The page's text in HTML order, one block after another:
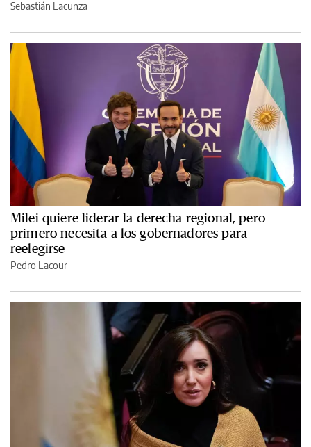
Sebastián Lacunza
Milei quiere liderar la derecha regional, pero
primero necesita a los gobernadores para
reelegirse
Pedro Lacour